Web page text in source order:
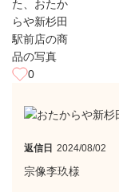
0
返信日 2024/08/02
宗像李玖様